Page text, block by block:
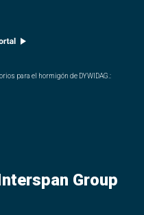
para el hormigón de DYWIDAG.:
Group